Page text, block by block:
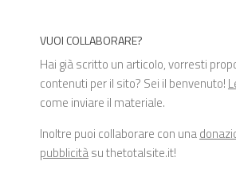
VUOI COLLABORARE?
Hai già scritto un articolo, vorresti
contenuti per il sito? Sei il benvenuto!
come inviare il materiale.
Inoltre puoi collaborare con una
pubblicitàsu thetotalsite.it!